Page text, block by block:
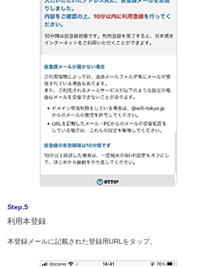
Step.5
利用本登録
本登録メールに記載された登録用URLをタップ。